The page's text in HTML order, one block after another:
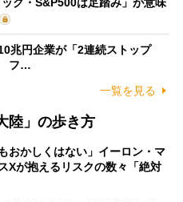
ク・S&P500は足踏み」が意味
兆円企業が「2連続ストップ
フ…
一覧を見る
陸」の歩き方
おかしくはない」イーロン・マ
Xが抱えるリスクの数々「絶対